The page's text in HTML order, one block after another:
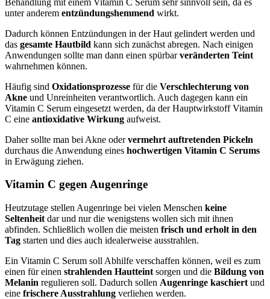
unter anderem entzündungshemmend wirkt.
Dadurch können Entzündungen in der Haut gelindert werden und
das gesamte Hautbild kann sich zunächst abregen. Nach einigen
Anwendungen sollte man dann einen spürbarveränderten Teint
wahrnehmen können.
Häufig sind Oxidationsprozesse für die Verschlechterung von
Akne und Unreinheiten verantwortlich. Auch dagegen kann ein
Vitamin C Serum eingesetzt werden, da der Hauptwirkstoff Vitamin
C eine antioxidative Wirkung aufweist.
Daher sollte man bei Akne odervermehrt auftretenden Pickeln
durchaus die Anwendung eines hochwertigen Vitamin C Serums
in Erwägung ziehen.
Vitamin C gegen Augenringe
Heutzutage stellen Augenringe bei vielen Menschen keine
Seltenheit dar und nur die wenigstens wollen sich mit ihnen
abfinden. Schließlich wollen die meisten frisch und erholt in den
Tag starten und dies auch idealerweise ausstrahlen.
Ein Vitamin C Serum soll Abhilfe verschaffen können, weil es zum
einen für einen strahlenden Hautteint sorgen und die Bildung von
Melanin regulieren soll. Dadurch sollen Augenringe kaschiert und
eine frischere Ausstrahlung verliehen werden.